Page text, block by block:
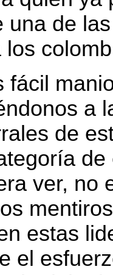
una de
fácil
a
de
ver, no
estas
el